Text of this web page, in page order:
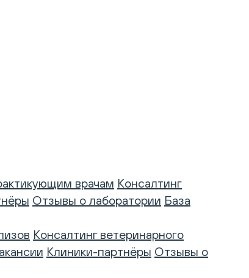
врачам Консалтинг
Отзывы о лаборатории База
Консалтинг ветеринарного
Клиники-партнёры Отзывы о